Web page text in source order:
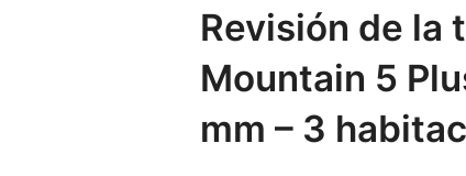
Revisión de la
Mountain 5
mm – 3